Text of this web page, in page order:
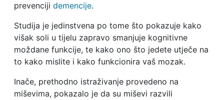
prevenciji demencije.
Studija je jedinstvena po tome što pokazuje kako
višak soli u tijelu zapravo smanjuje kognitivne
moždane funkcije, te kako ono što jedete utječe na
to kako mislite i kako funkcionira vaš mozak.
Inače, prethodno istraživanje provedeno na
miševima, pokazalo je da su miševi razvili